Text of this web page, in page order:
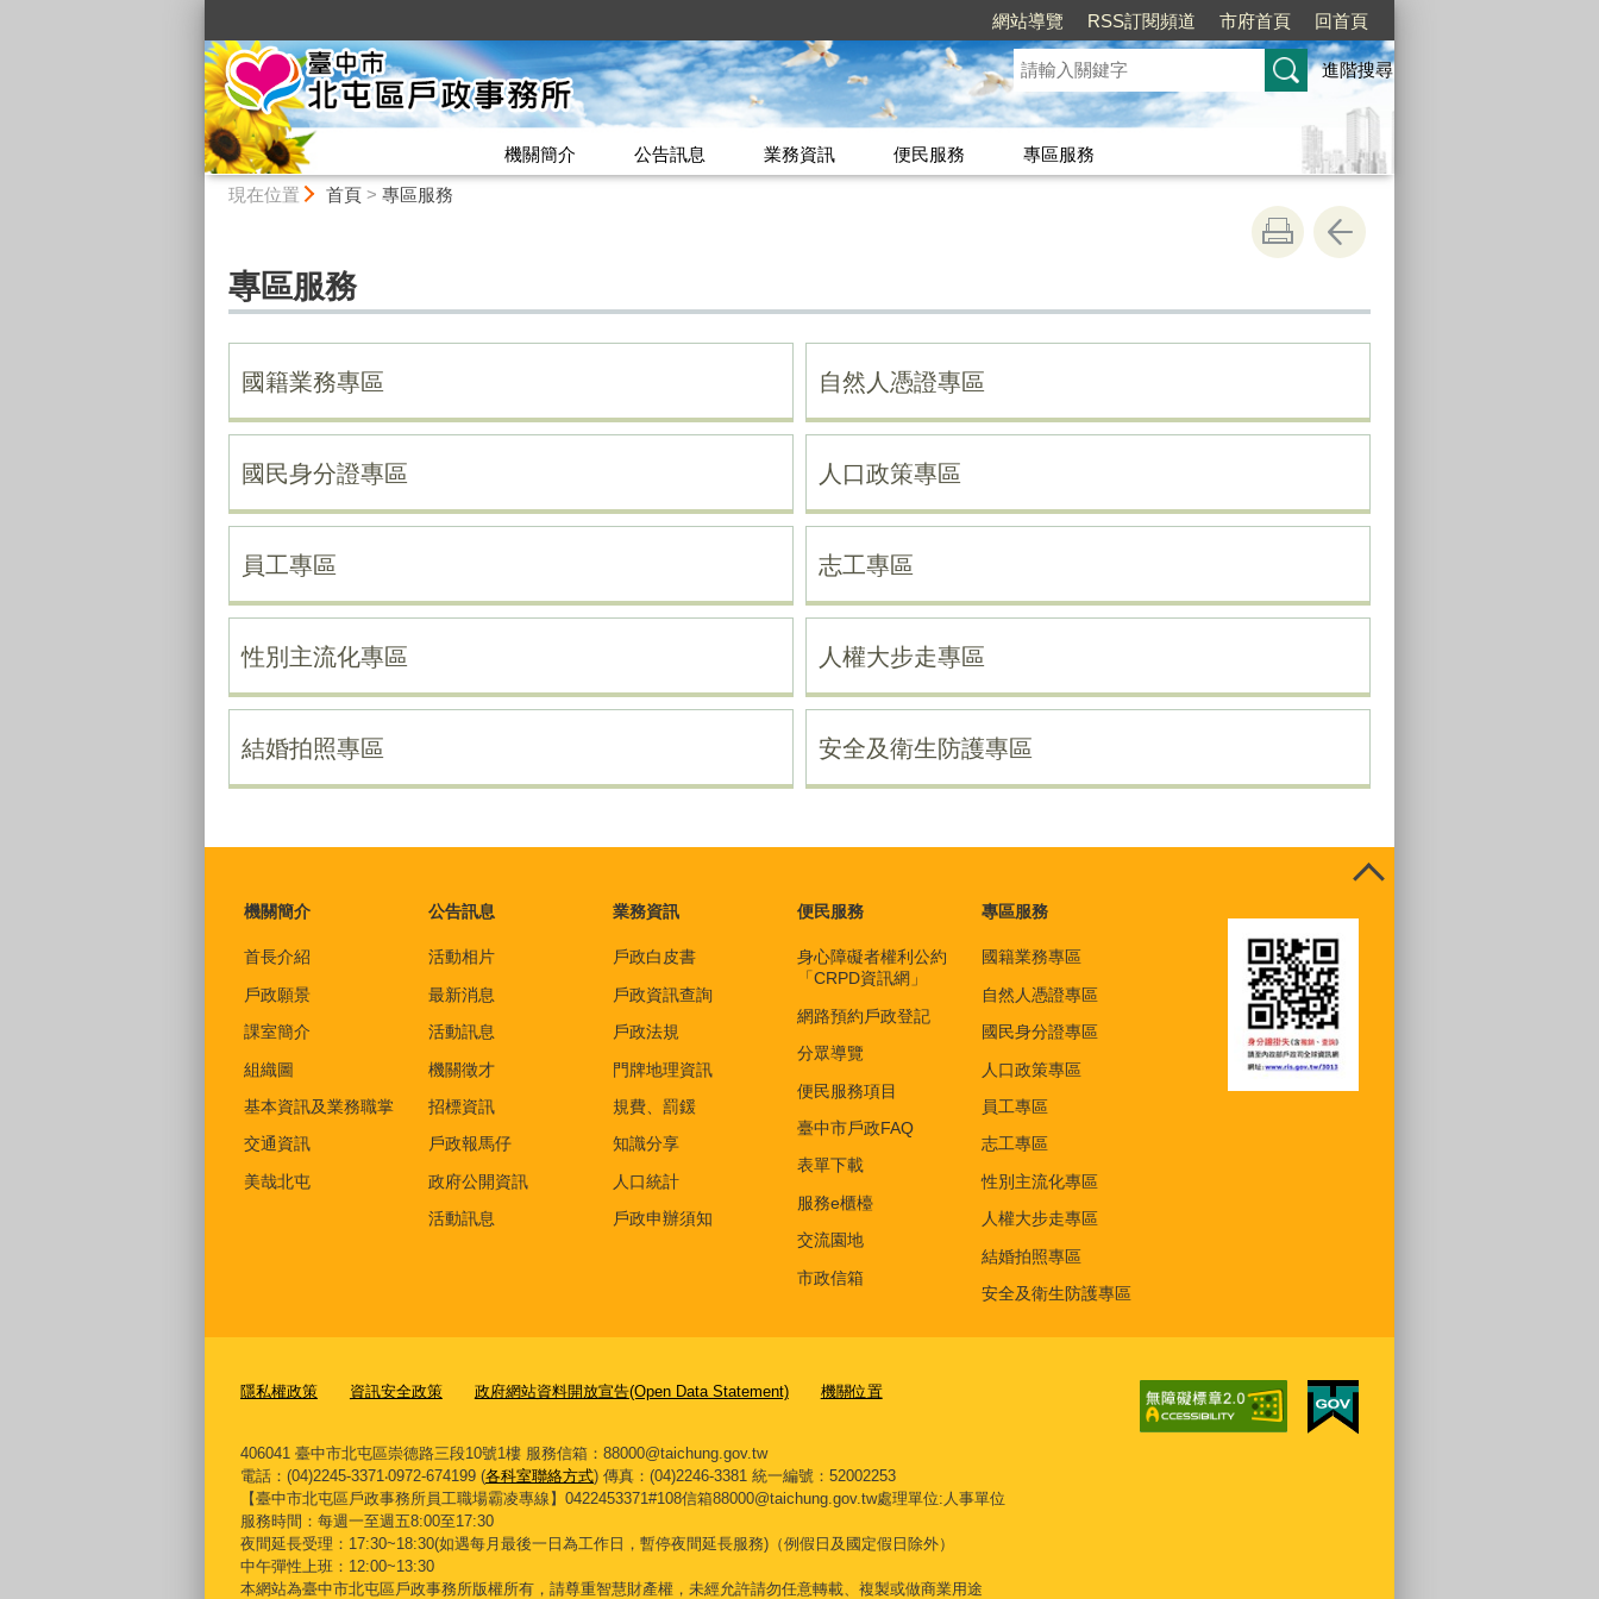
網站導覽 RSS訂閱頻道 市府首頁 回首頁
進階搜尋
機關簡介 公告訊息 業務資訊 便民服務
專區服務
現在位置 首頁> 專區服務
專區服務
國籍業務專區 自然人憑證專區
國民身分證專區 人口政策專區
員工專區 志工專區
性別主流化專區 人權大步走專區
結婚拍照專區 安全及衛生防護專區
機關簡介
首長介紹
戶政願景
課室簡介
組織圖
基本資訊及業務職掌
交通資訊
美哉北屯
公告訊息
活動相片
最新消息
活動訊息
機關徵才
招標資訊
戶政報馬仔
政府公開資訊
活動訊息
業務資訊
戶政白皮書
戶政資訊查詢
戶政法規
門牌地理資訊
規費、罰鍰
知識分享
人口統計
戶政申辦須知
便民服務
身心障礙者權利公約
「CRPD資訊網」
網路預約戶政登記
分眾導覽
便民服務項目
臺中市戶政FAQ
表單下載
服務e櫃檯
交流園地
市政信箱
專區服務
國籍業務專區
自然人憑證專區
國民身分證專區
人口政策專區
員工專區
志工專區
性別主流化專區
人權大步走專區
結婚拍照專區
安全及衛生防護專區
隱私權政策 資訊安全政策 政府網站資料開放宣告(Open Data Statement) 機關位置
406041 臺中市北屯區崇德路三段10號1樓 服務信箱：88000@taichung.gov.tw
電話：(04)2245-3371‧0972-674199 (各科室聯絡方式) 傳真：(04)2246-3381 統一編號：52002253
【臺中市北屯區戶政事務所員工職場霸凌專線】0422453371#108信箱88000@taichung.gov.tw處理單位:人事單位
服務時間：每週一至週五8:00至17:30
夜間延長受理： 17:30~18:30(如遇每月最後一日為工作日，暫停夜間延長服務) （例假日及國定假日除外）
中午彈性上班：12:00~13:30
本網站為臺中市北屯區戶政事務所版權所有，請尊重智慧財產權，未經允許請勿任意轉載、複製或做商業用途